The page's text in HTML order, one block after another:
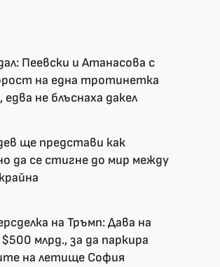
Пеевски и Атанасова с
на една тротинетка
не блъснаха дакел
ще представи как
да се стигне до мир между
на Тръмп: Дава на
млрд., за да паркира
на летище София